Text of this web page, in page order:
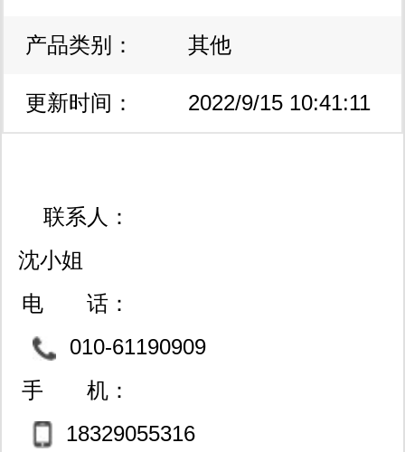
区
产品类别： 其他
更新时间： 2022/9/15 10:41:11
联系人：
沈小姐
电 话：
010-61190909
手 机：
18329055316